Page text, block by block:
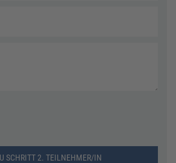
SCHRITT 2. TEILNEHMER/IN